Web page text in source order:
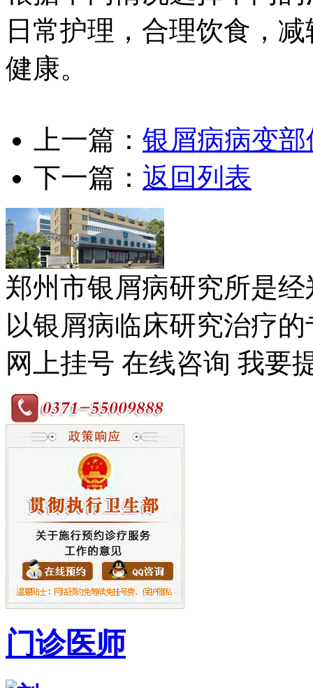
日常护理，合理饮食，
健康。
上一篇： 银屑病病变
下一篇： 返回列表
郑州市银屑病研究所是
以银屑病临床研究治疗
网上挂号 在线咨询 我要
门诊医师